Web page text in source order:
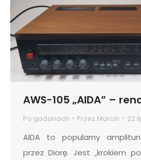
AWS-105 „AIDA” –
Po godzinach Przez Marcin 22
AIDA to popularny
przez Diorę. Jest „krokiem